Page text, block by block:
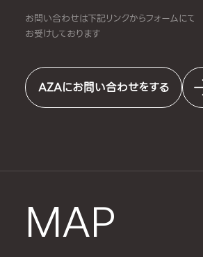
お問い合わせは下記リンクからフォームにて
お受けしております
AZAにお問い合わせをする
MAP